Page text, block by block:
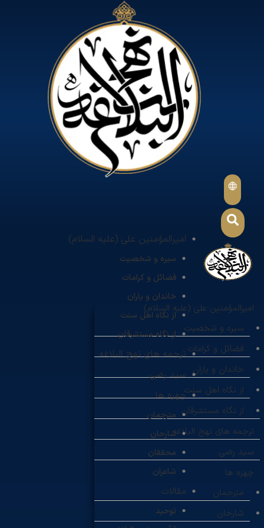
امیرالمؤمنین علی (علیه السلام)
سیره و شخصیت
فضائل و کرامات
خاندان و یاران
از نگاه اهل سنت
از نگاه مستشرقان
ترجمه های نهج البلاغه
سید رضی
چهره ها
مترجمان
شارحان
محققان
شاعران
مقالات
توحید
امیرالمؤمنین علی (علیه السلام)
سیره و شخصیت
فضائل و کرامات
خاندان و یاران
از نگاه اهل سنت
از نگاه مستشرقان
ترجمه های نهج البلاغه
سید رضی
چهره ها
مترجمان
شارحان